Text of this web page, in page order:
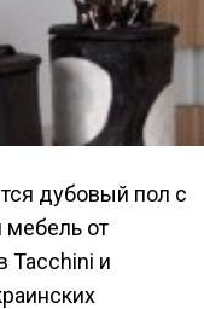
дубовый пол с
мебель от
Tacchini и